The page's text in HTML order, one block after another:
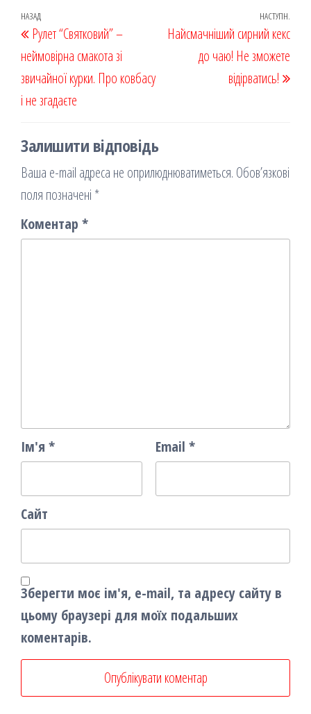
k on
Навігація
записів
Попередній
запис
НАЗАД
Рулет “Святковий” –
неймовірна смакота зі
звичайної курки. Про ковбасу
і не згадаєте
НАСТУПН.
Найсмачніший сирний кекс
до чаю! Не зможете
відірватись!
Залишити відповідь
Ваша e-mail адреса не оприлюднюватиметься. Обов’язкові
поля позначені *
Коментар *
Ім'я * Email *
Сайт
Зберегти моє ім'я, e-mail, та адресу сайту в
цьому браузері для моїх подальших
коментарів.